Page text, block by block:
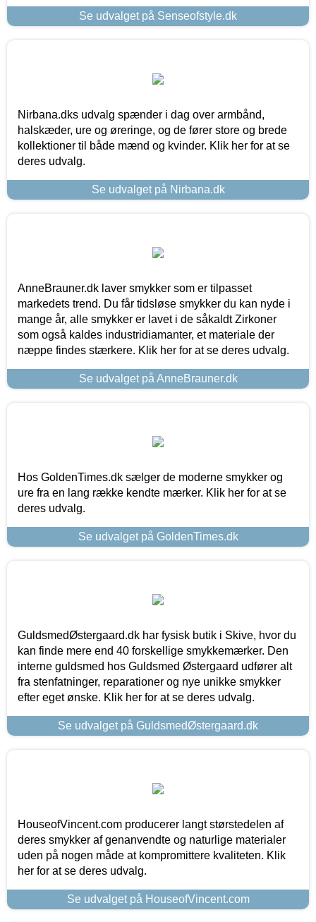
Se udvalget på Senseofstyle.dk
Nirbana.dks udvalg spænder i dag over armbånd,
halskæder, ure og øreringe, og de fører store og brede
kollektioner til både mænd og kvinder. Klik her for at se
deres udvalg.
Se udvalget på Nirbana.dk
AnneBrauner.dk laver smykker som er tilpasset
markedets trend. Du får tidsløse smykker du kan nyde i
mange år, alle smykker er lavet i de såkaldt Zirkoner
som også kaldes industridiamanter, et materiale der
næppe findes stærkere. Klik her for at se deres udvalg.
Se udvalget på AnneBrauner.dk
Hos GoldenTimes.dk sælger de moderne smykker og
ure fra en lang række kendte mærker. Klik her for at se
deres udvalg.
Se udvalget på GoldenTimes.dk
GuldsmedØstergaard.dk har fysisk butik i Skive, hvor du
kan finde mere end 40 forskellige smykkemærker. Den
interne guldsmed hos Guldsmed Østergaard udfører alt
fra stenfatninger, reparationer og nye unikke smykker
efter eget ønske. Klik her for at se deres udvalg.
Se udvalget på GuldsmedØstergaard.dk
HouseofVincent.com producerer langt størstedelen af
deres smykker af genanvendte og naturlige materialer
uden på nogen måde at kompromittere kvaliteten. Klik
her for at se deres udvalg.
Se udvalget på HouseofVincent.com